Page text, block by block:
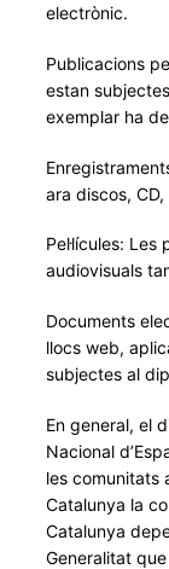
electrònic.
Publicacions
estan
exemplar ha
ara discos,
Pel·lícules:
audiovisuals
Documents
llocs web,
subjectes al
En general, el
Nacional
les comunitats
Catalunya la
Catalunya
Generalitat